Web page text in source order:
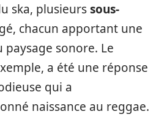
ska, plusieurssous-
chacun apportant une
sonore. Le
a été une réponse
qui a
naissance au reggae.